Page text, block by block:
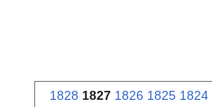
1824
1825
1826
1827
1828